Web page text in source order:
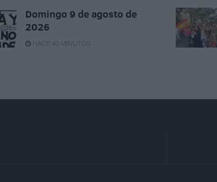
Domingo 9 de agosto de
2026
HACE 40 MINUTOS